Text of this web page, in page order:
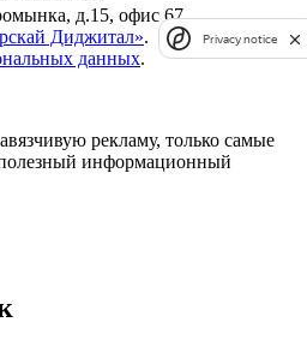
д.15, офис 67.
Диджитал».
данных.
рекламу, только самые
информационный
Privacy notice